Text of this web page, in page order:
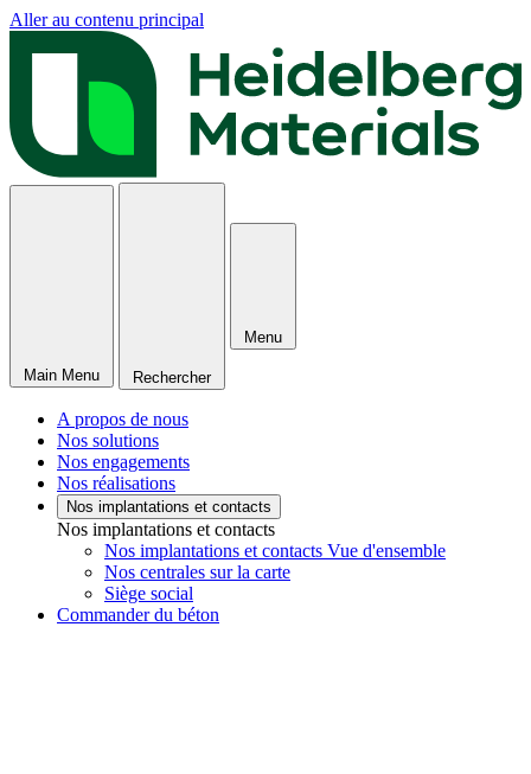
Aller au contenu principal
Main Menu Rechercher
Menu
A propos de nous
Nos solutions
Nos engagements
Nos réalisations
Nos implantations et contacts
Nos implantations et contacts
Nos implantations et contacts Vue d'ensemble
Nos centrales sur la carte
Siège social
Commander du béton